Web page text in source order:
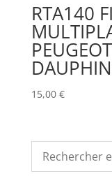
RTA140
15,00 €